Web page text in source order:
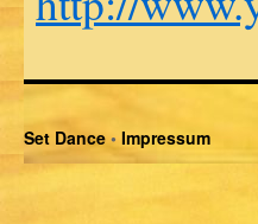
Set Dance• Impressum